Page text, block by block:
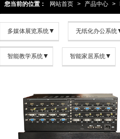
您当前的位置： 网站首页 > 产品中心 >
多媒体展览系统 无纸化办公系统
智能教学系统 智能家居系统